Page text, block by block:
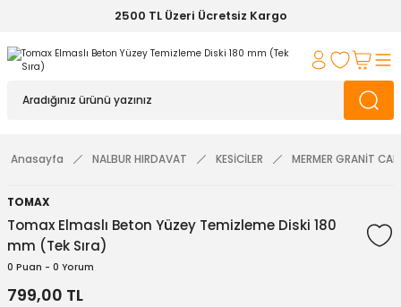
2500 TL Üzeri Ücretsiz Kargo
Anasayfa NALBUR HIRDAVAT KESİCİLER MERMER GRANİT
TOMAX
Tomax Elmaslı Beton Yüzey Temizleme Diski 180
mm (Tek Sıra)
0 Puan - 0 Yorum
799,00 TL